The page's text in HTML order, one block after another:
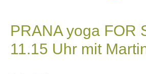
PRANA yoga FOR
11.15 Uhr mit